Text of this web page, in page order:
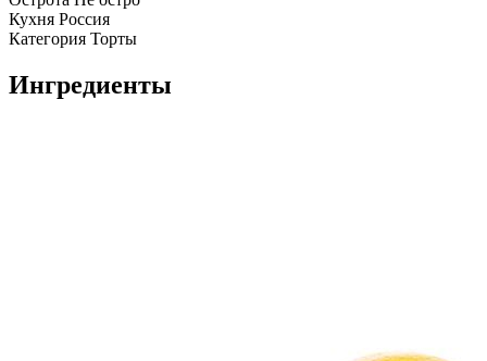
Кухня Россия
Категория Торты
Ингредиенты